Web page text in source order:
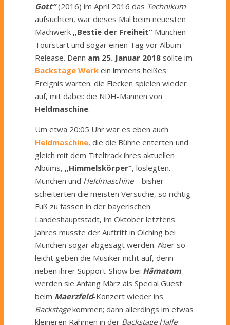
Gott“(2016) im April 2016 das Technikum
aufsuchten, war dieses Mal beim neuesten
Machwerk „Bestie der Freiheit“ München
Tourstart und sogar einen Tag vor Album-
Release. Denn am 25. Januar 2018 sollte im
Backstage Werk ein immens heißes
Ereignis warten: die Flecken spielen wieder
auf, mit dabei: die NDH-Mannen von
Heldmaschine.
Um etwa 20:05 Uhr war es eben auch
Heldmaschine, die die Bühne enterten und
gleich mit dem Titeltrack ihres aktuellen
Albums, „Himmelskörper“, loslegten.
München und Heldmaschine– bisher
scheiterten die meisten Versuche, so richtig
Fuß zu fassen in der bayerischen
Landeshauptstadt, im Oktober letztens
Jahres musste der Auftritt in Olching bei
München sogar abgesagt werden. Aber so
leicht geben die Musiker nicht auf, denn
neben ihrer Support-Show bei Hämatom
werden sie Anfang März als Special Guest
beim Maerzfeld-Konzert wieder ins
Backstagekommen; dann allerdings im etwas
kleineren Rahmen in der Backstage Halle.